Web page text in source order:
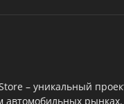
– уникальный
автомобильных